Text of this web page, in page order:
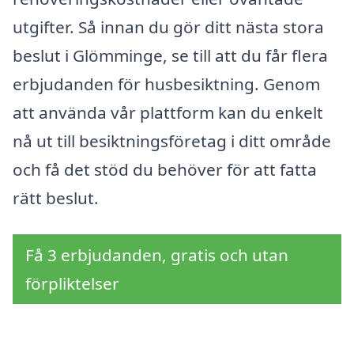
utgifter. Så innan du gör ditt nästa stora
beslut i Glömminge, se till att du får flera
erbjudanden för husbesiktning. Genom
att använda vår plattform kan du enkelt
nå ut till besiktningsföretag i ditt område
och få det stöd du behöver för att fatta
rätt beslut.
Få 3 erbjudanden, gratis och utan
förpliktelser